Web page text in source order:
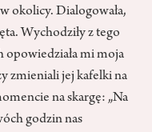
okolicy. Dialogowała,
Wychodziły z tego
opowiedziała mi moja
zmieniali jej kafelki na
na skargę: „Na
godzin nas